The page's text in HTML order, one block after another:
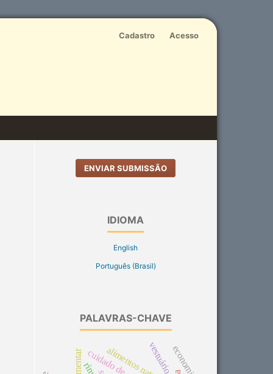
Cadastro Acesso
ENVIAR SUBMISSÃO
IDIOMA
English
Português (Brasil)
PALAVRAS-CHAVE
rins vestuárioeconomia